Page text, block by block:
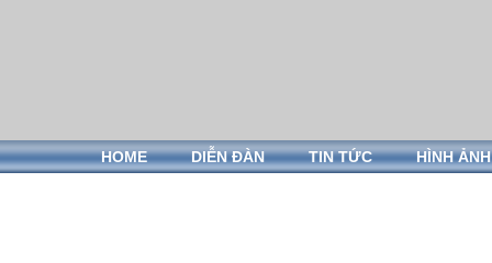
HOME DIỄN ĐÀN TIN TỨC HÌNH ẢNH